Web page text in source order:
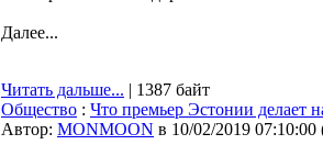
Далее...
Читать дальше... | 1387 байт
Общество : Что премьер Эстонии делает
Автор: MONMOON в 10/02/2019 07:10:00